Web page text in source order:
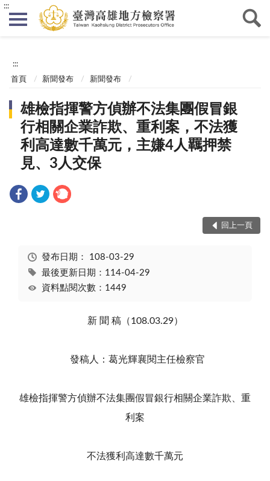
:::
:::
首頁 新聞發布 新聞發布
雄檢指揮警方偵辦不法集團假冒銀
行相關企業詐欺、重利案，不法獲
利高達數千萬元，主嫌4人羈押禁
見、3人交保
回上一頁
發布日期： 108-03-29
最後更新日期：114-04-29
資料點閱次數：1449
新 聞 稿（108.03.29）
發稿人：葛光輝襄閱主任檢察官
雄檢指揮警方偵辦不法集團假冒銀行相關企業詐欺、重
利案
不法獲利高達數千萬元